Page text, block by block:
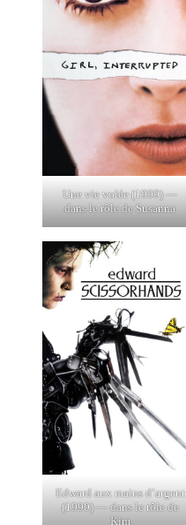
Une vie volée (1999) —
dans le rôle de Susanna
Edward aux mains d’argent
(1990) — dans le rôle de
Kim